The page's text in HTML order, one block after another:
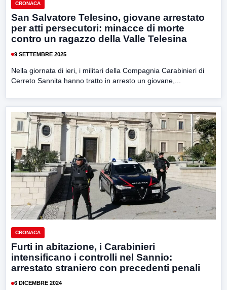
CRONACA
San Salvatore Telesino, giovane arrestato
per atti persecutori: minacce di morte
contro un ragazzo della Valle Telesina
9 SETTEMBRE 2025
Nella giornata di ieri, i militari della Compagnia Carabinieri di
Cerreto Sannita hanno tratto in arresto un giovane,...
CRONACA
Furti in abitazione, i Carabinieri
intensificano i controlli nel Sannio:
arrestato straniero con precedenti penali
6 DICEMBRE 2024